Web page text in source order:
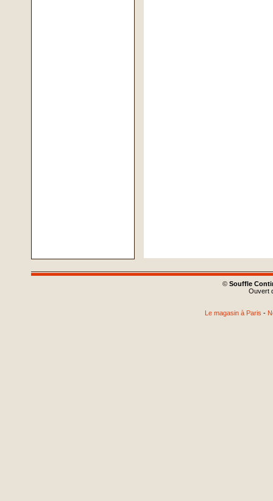
© Souffle
Ouvert
Le magasin à Paris -